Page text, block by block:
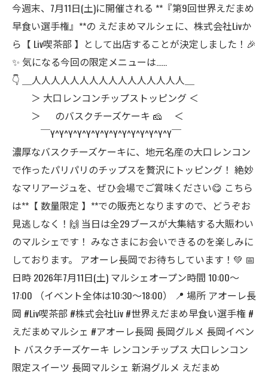
今週末、7月11日(土)に開催される **『第9回世界えだまめ
早食い選手権』**の えだまめマルシェに、株式会社Livか
ら【 Liv喫茶部 】として出店することが決定しました！🎉
✨ 気になる今回の限定メニューは……
👇 ＿人人人人人人人人人人人人人人人人＿
＞ 大口レンコンチップストッピング ＜
＞ のバスクチーズケーキ 🧀 ＜
￣Y^Y^Y^Y^Y^Y^Y^Y^Y^Y^Y^Y^Y^Y￣
濃厚なバスクチーズケーキに、地元名産の大口レンコン
で作ったパリパリのチップスを贅沢にトッピング！ 絶妙
なマリアージュを、ぜひ会場でご賞味ください😋 こちら
は**【 数量限定 】**での販売となりますので、どうぞお
見逃しなく！🙌 当日は全29ブースが大集結する大賑わい
のマルシェです！ みなさまにお会いできるのを楽しみに
しております。 アオーレ長岡でお待ちしています！💚 📅
日時 2026年7月11日(土) マルシェオープン時間 10:00〜
17:00 （イベント全体は10:30〜18:00） 📍 場所 アオーレ長
岡 #Liv喫茶部 #株式会社Liv #世界えだまめ早食い選手権 #
えだまめマルシェ #アオーレ長岡 長岡グルメ 長岡イベン
ト バスクチーズケーキ レンコンチップス 大口レンコン
限定スイーツ 長岡マルシェ 新潟グルメ えだまめ